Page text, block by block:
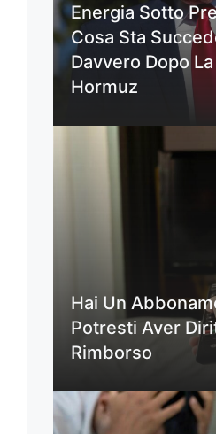
Energia Sotto
Cosa Sta
Davvero Dopo
Hormuz
Hai Un
Potresti Aver
Rimborso